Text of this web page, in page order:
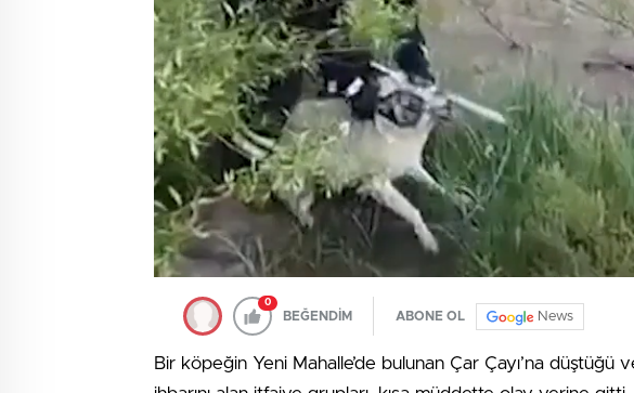
0
BEĞENDİM ABONE OL News
Bir köpeğin Yeni Mahalle’de bulunan Çar Çayı’na düştüğü